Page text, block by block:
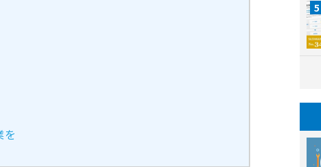
を